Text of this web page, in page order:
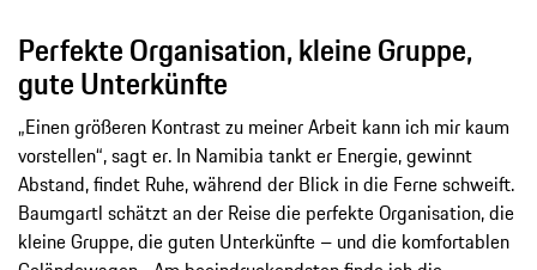
Perfekte Organisation, kleine Gruppe,
gute Unterkünfte
„Einen größeren Kontrast zu meiner Arbeit kann ich mir kaum
vorstellen“, sagt er. In Namibia tankt er Energie, gewinnt
Abstand, findet Ruhe, während der Blick in die Ferne schweift.
Baumgartl schätzt an der Reise die perfekte Organisation, die
kleine Gruppe, die guten Unterkünfte – und die komfortablen